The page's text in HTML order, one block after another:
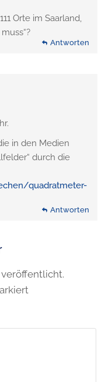
Orte im Saarland,
Antworten
in den Medien
durch die
quadratmeter-
Antworten